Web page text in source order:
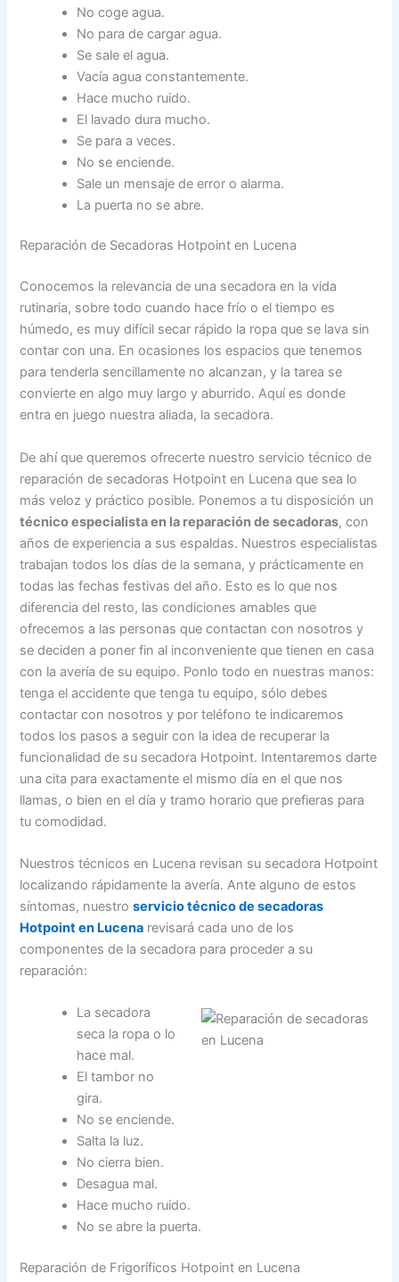
No coge agua.
No para de cargar agua.
Se sale el agua.
Vacía agua constantemente.
Hace mucho ruido.
El lavado dura mucho.
Se para a veces.
No se enciende.
Sale un mensaje de error o alarma.
La puerta no se abre.
Reparación de Secadoras Hotpoint en Lucena
Conocemos la relevancia de una secadora en la vida
rutinaria, sobre todo cuando hace frío o el tiempo es
húmedo, es muy difícil secar rápido la ropa que se lava sin
contar con una. En ocasiones los espacios que tenemos
para tenderla sencillamente no alcanzan, y la tarea se
convierte en algo muy largo y aburrido. Aquí es donde
entra en juego nuestra aliada, la secadora.
De ahí que queremos ofrecerte nuestro servicio técnico de
reparación de secadoras Hotpoint en Lucena que sea lo
más veloz y práctico posible. Ponemos a tu disposición un
técnico especialista en la reparación de secadoras, con
años de experiencia a sus espaldas. Nuestros especialistas
trabajan todos los días de la semana, y prácticamente en
todas las fechas festivas del año. Esto es lo que nos
diferencia del resto, las condiciones amables que
ofrecemos a las personas que contactan con nosotros y
se deciden a poner fin al inconveniente que tienen en casa
con la avería de su equipo. Ponlo todo en nuestras manos:
tenga el accidente que tenga tu equipo, sólo debes
contactar con nosotros y por teléfono te indicaremos
todos los pasos a seguir con la idea de recuperar la
funcionalidad de su secadora Hotpoint. Intentaremos darte
una cita para exactamente el mismo día en el que nos
llamas, o bien en el día y tramo horario que prefieras para
tu comodidad.
Nuestros técnicos en Lucena revisan su secadora Hotpoint
localizando rápidamente la avería. Ante alguno de estos
síntomas, nuestroservicio técnico de secadoras
Hotpoint en Lucena revisará cada uno de los
componentes de la secadora para proceder a su
reparación:
La secadora
seca la ropa o lo
hace mal.
El tambor no
gira.
No se enciende.
Salta la luz.
No cierra bien.
Desagua mal.
Hace mucho ruido.
No se abre la puerta.
Reparación de Frigoríficos Hotpoint en Lucena